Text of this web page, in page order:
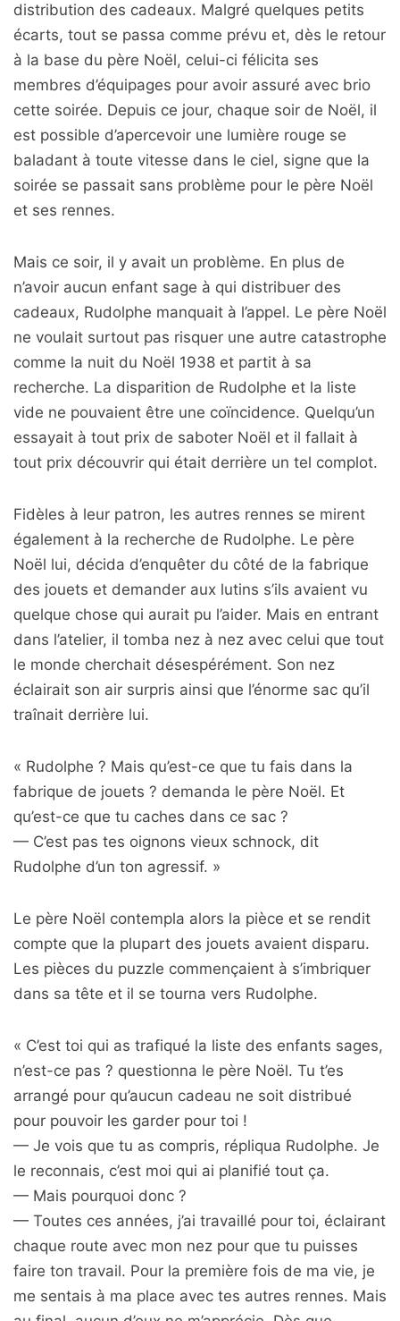
distribution des cadeaux. Malgré quelques petits
écarts, tout se passa comme prévu et, dès le retour
à la base du père Noël, celui-ci félicita ses
membres d’équipages pour avoir assuré avec brio
cette soirée. Depuis ce jour, chaque soir de Noël, il
est possible d’apercevoir une lumière rouge se
baladant à toute vitesse dans le ciel, signe que la
soirée se passait sans problème pour le père Noël
et ses rennes.
Mais ce soir, il y avait un problème. En plus de
n’avoir aucun enfant sage à qui distribuer des
cadeaux, Rudolphe manquait à l’appel. Le père Noël
ne voulait surtout pas risquer une autre catastrophe
comme la nuit du Noël 1938 et partit à sa
recherche. La disparition de Rudolphe et la liste
vide ne pouvaient être une coïncidence. Quelqu’un
essayait à tout prix de saboter Noël et il fallait à
tout prix découvrir qui était derrière un tel complot.
Fidèles à leur patron, les autres rennes se mirent
également à la recherche de Rudolphe. Le père
Noël lui, décida d’enquêter du côté de la fabrique
des jouets et demander aux lutins s’ils avaient vu
quelque chose qui aurait pu l’aider. Mais en entrant
dans l’atelier, il tomba nez à nez avec celui que tout
le monde cherchait désespérément. Son nez
éclairait son air surpris ainsi que l’énorme sac qu’il
traînait derrière lui.
« Rudolphe ? Mais qu’est-ce que tu fais dans la
fabrique de jouets ? demanda le père Noël. Et
qu’est-ce que tu caches dans ce sac ?
— C’est pas tes oignons vieux schnock, dit
Rudolphe d’un ton agressif. »
Le père Noël contempla alors la pièce et se rendit
compte que la plupart des jouets avaient disparu.
Les pièces du puzzle commençaient à s’imbriquer
dans sa tête et il se tourna vers Rudolphe.
« C’est toi qui as trafiqué la liste des enfants sages,
n’est-ce pas ? questionna le père Noël. Tu t’es
arrangé pour qu’aucun cadeau ne soit distribué
pour pouvoir les garder pour toi !
— Je vois que tu as compris, répliqua Rudolphe. Je
le reconnais, c’est moi qui ai planifié tout ça.
— Mais pourquoi donc ?
— Toutes ces années, j’ai travaillé pour toi, éclairant
chaque route avec mon nez pour que tu puisses
faire ton travail. Pour la première fois de ma vie, je
me sentais à ma place avec tes autres rennes. Mais